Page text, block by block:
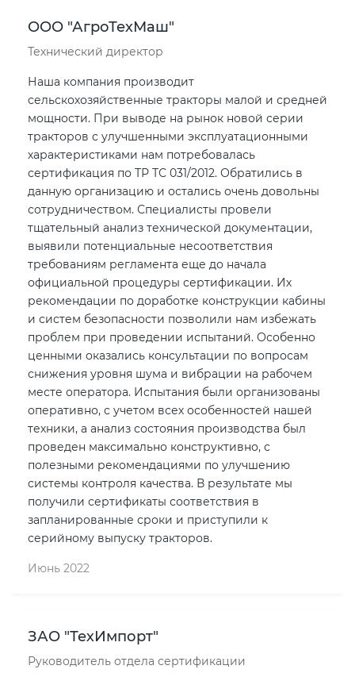
ООО "АгроТехМаш"
Технический директор
Наша компания производит
сельскохозяйственные тракторы малой и средней
мощности. При выводе на рынок новой серии
тракторов с улучшенными эксплуатационными
характеристиками нам потребовалась
сертификация по ТР ТС 031/2012. Обратились в
данную организацию и остались очень довольны
сотрудничеством. Специалисты провели
тщательный анализ технической документации,
выявили потенциальные несоответствия
требованиям регламента еще до начала
официальной процедуры сертификации. Их
рекомендации по доработке конструкции кабины
и систем безопасности позволили нам избежать
проблем при проведении испытаний. Особенно
ценными оказались консультации по вопросам
снижения уровня шума и вибрации на рабочем
месте оператора. Испытания были организованы
оперативно, с учетом всех особенностей нашей
техники, а анализ состояния производства был
проведен максимально конструктивно, с
полезными рекомендациями по улучшению
системы контроля качества. В результате мы
получили сертификаты соответствия в
запланированные сроки и приступили к
серийному выпуску тракторов.
Июнь 2022
ЗАО "ТехИмпорт"
Руководитель отдела сертификации